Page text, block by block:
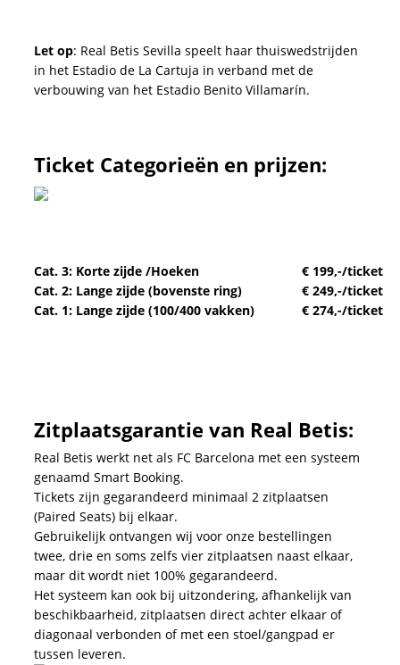
Let op: Real Betis Sevilla speelt haar thuiswedstrijden
in het Estadio de La Cartuja in verband met de
verbouwing van het Estadio Benito Villamarín.
Ticket Categorieën en prijzen:
Cat. 3: Korte zijde /Hoeken
Cat. 2: Lange zijde (bovenste ring)
Cat. 1: Lange zijde (100/400 vakken)
€ 199,-/ticket
€ 249,-/ticket
€ 274,-/ticket
Zitplaatsgarantie van Real Betis:
Real Betis werkt net als FC Barcelona met een systeem
genaamd Smart Booking.
Tickets zijn gegarandeerd minimaal 2 zitplaatsen
(Paired Seats) bij elkaar.
Gebruikelijk ontvangen wij voor onze bestellingen
twee, drie en soms zelfs vier zitplaatsen naast elkaar,
maar dit wordt niet 100% gegarandeerd.
Het systeem kan ook bij uitzondering, afhankelijk van
beschikbaarheid, zitplaatsen direct achter elkaar of
diagonaal verbonden of met een stoel/gangpad er
tussen leveren.